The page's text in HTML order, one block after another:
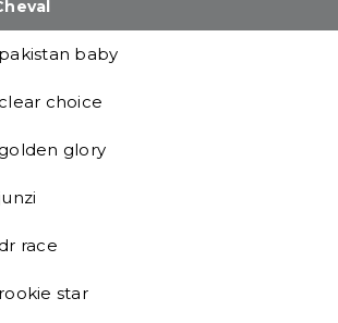
pakistan baby
clear choice
golden glory
dr race
rookie star